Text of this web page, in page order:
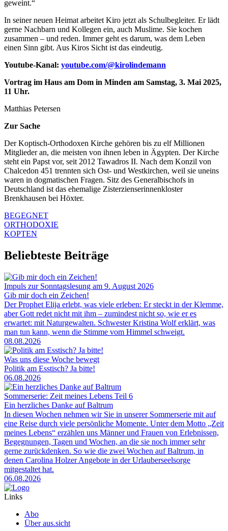
geweint.“
In seiner neuen Heimat arbeitet Kiro jetzt als Schulbegleiter. Er lädt
gerne Nachbarn und Kollegen ein, auch Muslime. Sie kochen
zusammen – und reden. Immer geht es darum, was dem Leben
einen Sinn gibt. Aus Kiros Sicht ist das eindeutig.
Youtube-Kanal: youtube.com/@kirolindemann
Vortrag im Haus am Dom in Minden am Samstag, 3. Mai 2025,
11 Uhr.
Matthias Petersen
Zur Sache
Der Koptisch-Orthodoxen Kirche gehören bis zu elf Millionen
Mitglieder an, die meisten von ihnen leben in Ägypten. Der Kirche
steht ein Papst vor, seit 2012 Tawadros II. Nach dem Konzil von
Chalcedon 451 trennten sich Ost- und Westkirchen, weil sie uneins
waren in dogmatischen Fragen. Sitz des Generalbischofs in
Deutschland ist das ehemalige Zisterzienserinnenkloster
Brenkhausen bei Höxter.
BEGEGNET
ORTHODOXIE
KOPTEN
Beliebteste Beiträge
Impuls zur Sonntagslesung am 9. August 2026
Gib mir doch ein Zeichen!
Der Prophet Elija erlebt, was viele erleben: Er steckt in der Klemme,
aber Gott redet nicht mit ihm – zumindest nicht so, wie er es
erwartet: mit Naturgewalten. Schwester Kristina Wolf erklärt, was
man tun kann, wenn die Stimme vom Himmel schweigt.
08.08.2026
Was uns diese Woche bewegt
Politik am Esstisch? Ja bitte!
06.08.2026
Sommerserie: Zeit meines Lebens Teil 6
Ein herzliches Danke auf Baltrum
In diesen Wochen nehmen wir Sie in unserer Sommerserie mit auf
eine Reise durch viele persönliche Momente. Unter dem Motto „Zeit
meines Lebens“ erzählen uns Männer und Frauen von Erlebnissen,
Begegnungen, Tagen und Wochen, an die sie noch immer sehr
gerne zurückdenken. So wie die zwei Wochen auf Baltrum, in
denen Carolina Holzer Angebote in der Urlauberseelsorge
mitgestaltet hat.
06.08.2026
Links
Abo
Über aus.sicht